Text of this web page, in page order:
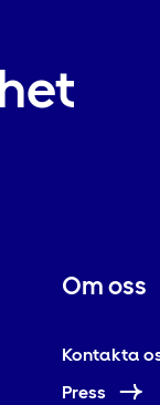
Om oss
Kontakta
Press